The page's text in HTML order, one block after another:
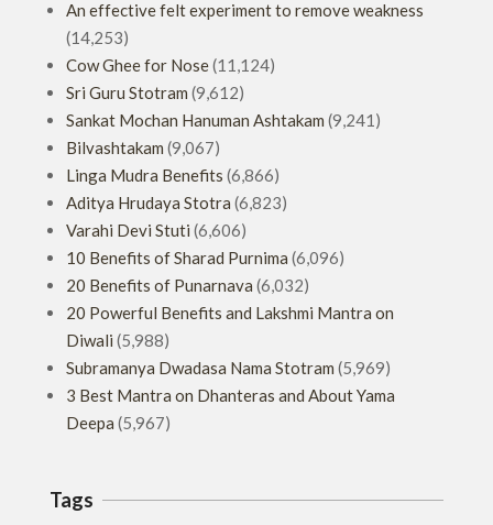
An effective felt experiment to remove weakness
(14,253)
Cow Ghee for Nose(11,124)
Sri Guru Stotram (9,612)
Sankat Mochan Hanuman Ashtakam (9,241)
Bilvashtakam (9,067)
Linga Mudra Benefits (6,866)
Aditya Hrudaya Stotra (6,823)
Varahi Devi Stuti (6,606)
10 Benefits of Sharad Purnima (6,096)
20 Benefits of Punarnava (6,032)
20 Powerful Benefits and Lakshmi Mantra on
Diwali (5,988)
Subramanya Dwadasa Nama Stotram (5,969)
3 Best Mantra on Dhanteras and About Yama
Deepa (5,967)
Tags